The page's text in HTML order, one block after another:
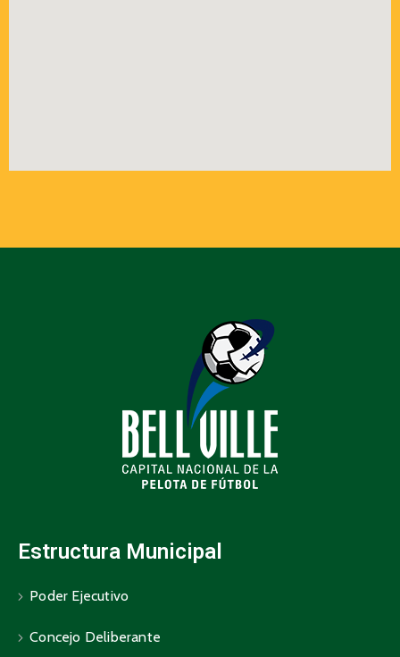
Estructura Municipal
Poder Ejecutivo
Concejo Deliberante